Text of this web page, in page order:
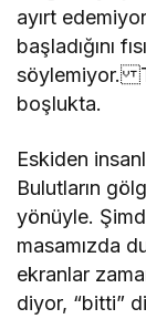
ayırt
başladığını
söylemiyor.
boşlukta.
Eskiden
Bulutların
yönüyle.
masamızda
ekranlar
diyor, “bitti”